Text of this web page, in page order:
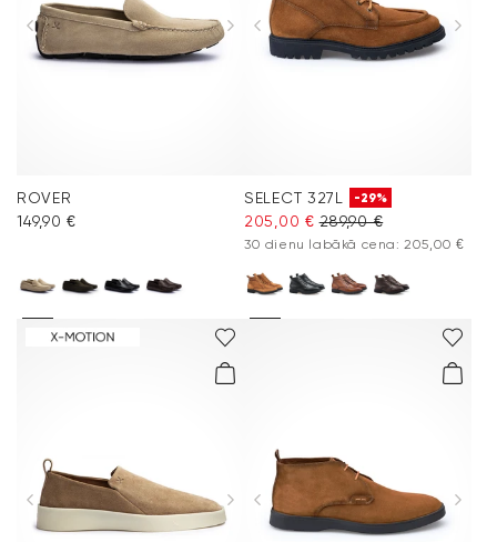
ROVER
149,90 €
SELECT 327L -29%
205,00 € 289,90 €
30 dienu labākā cena: 205,00 €